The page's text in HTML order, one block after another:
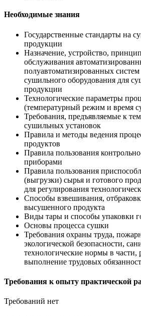
Необходимые знания
Государственные стандарты на
продукции
Назначение, устройство,
обслуживания
полуавтоматизированных
сушильного оборудования для
продукции
Технологические параметры
(температурный режим и время
Требования, предъявляемые к
сушильных установок
Правила и методы ведения
продуктов
Правила пользования
приборами
Правила пользования
(выгрузки) сырья и готового
для регулирования
Способы взвешивания,
высушенного продукта
Виды тары и способы упаковки
Основы процесса сушки
Требования охраны труда,
экологической безопасности,
технологические нормы в
выполнение трудовых
Требования к опыту практической
Требований нет